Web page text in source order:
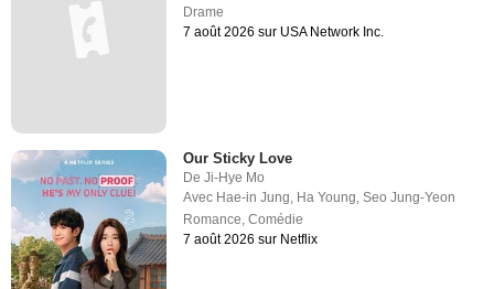
Drame
7 août 2026 sur USA Network Inc.
Our Sticky Love
DeJi-Hye Mo
Avec Hae-in Jung, Ha Young,Seo Jung-Yeon
Romance,Comédie
7 août 2026 sur Netflix